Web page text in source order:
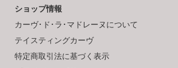
ショップ情報
カーヴ･ド･ラ･マドレーヌについて
テイスティングカーヴ
特定商取引法に基づく表示